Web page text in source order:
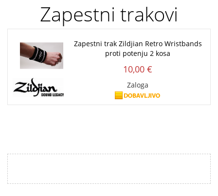
Zapestni trakovi
Zapestni trak Zildjian Retro Wristbands
proti potenju 2 kosa
10,00 €
Zaloga